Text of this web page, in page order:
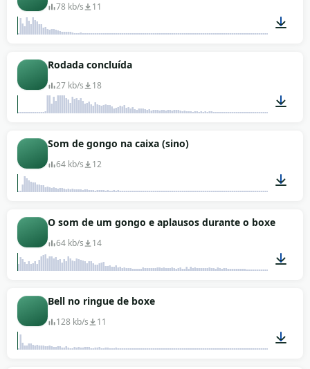
78 kb/s 11
Rodada concluída
27 kb/s 18
Som de gongo na caixa (sino)
64 kb/s 12
00:05
O som de um gongo e aplausos durante o boxe
64 kb/s 14
Bell no ringue de boxe
128 kb/s 11